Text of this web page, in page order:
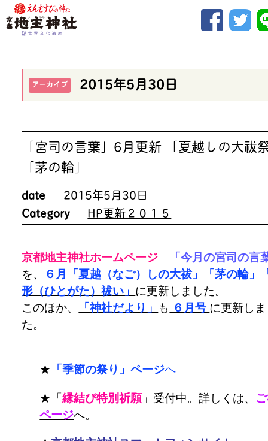
アーカイブ 2015年5月30日
「宮司の言葉」6月更新 「夏越しの大祓
「茅の輪」
date
2015年5月30日
Category
HP更新２０１５
京都地主神社ホームページ
「今月の宮司の言
を、
６月「夏越（なご）しの大祓」「茅の輪」
形（ひとがた）祓い」 に更新しました。
このほか、
「神社だより」 も ６月号 に更新し
た。
★ 「季節の祭り」ページへ
★「縁結び特別祈願」受付中。詳しくは、
ページへ。